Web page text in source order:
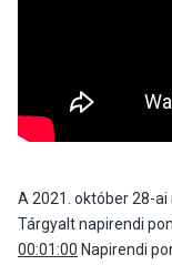
A 2021. október 28-
Tárgyalt napirendi
00:01:00 Napirendi